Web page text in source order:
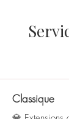
Classique